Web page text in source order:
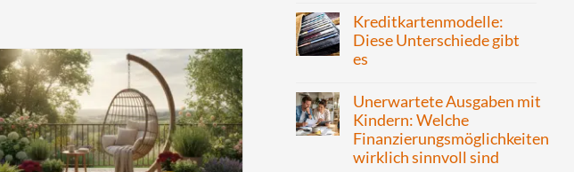
Kreditkartenmodelle:
Diese Unterschiede gibt
es
Unerwartete Ausgaben mit
Kindern: Welche
Finanzierungsmöglichkeiten
wirklich sinnvoll sind